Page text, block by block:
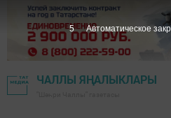
ЧАЛЛЫ ЯҢАЛЫКЛАРЫ
5 Автоматическое